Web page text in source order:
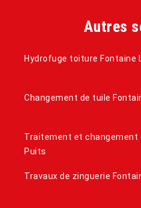
Autres
Hydrofuge toiture Fontaine
Changement de tuile
Traitement et changement
Puits
Travaux de zinguerie